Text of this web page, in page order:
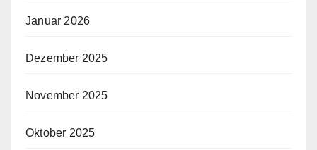
Januar 2026
Dezember 2025
November 2025
Oktober 2025